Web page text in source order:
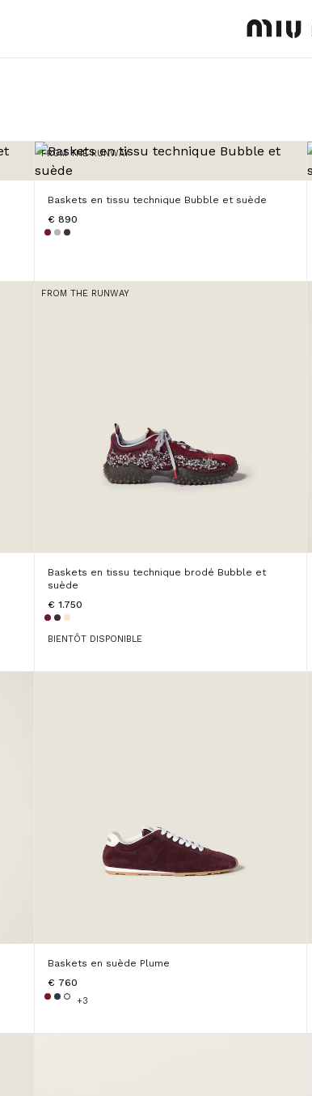
FROM THE RUNWAY
Baskets en tissu technique Bubble et suède
€ 890
FROM THE RUNWAY
Baskets en tissu technique brodé Bubble et
suède
€ 1.750
BIENTÔT DISPONIBLE
Baskets en suède Plume
€ 760
+3